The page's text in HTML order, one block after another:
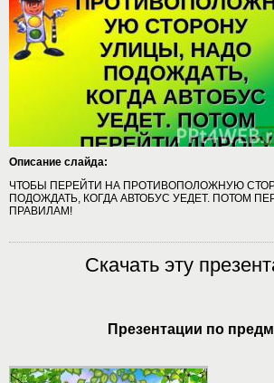
Описание слайда:
ЧТОБЫ ПЕРЕЙТИ НА ПРОТИВОПОЛОЖНУЮ
ПОДОЖДАТЬ, КОГДА АВТОБУС УЕДЕТ. ПОТОМ
ПРАВИЛАМ!
Скачать эту
Презентации по